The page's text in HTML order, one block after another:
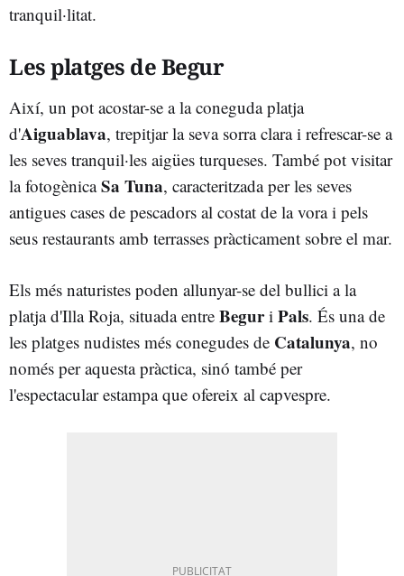
tranquil·litat.
Les platges de Begur
Així, un pot acostar-se a la coneguda platja
d'Aiguablava, trepitjar la seva sorra clara i refrescar-se a
les seves tranquil·les aigües turqueses. També pot visitar
la fotogènicaSa Tuna, caracteritzada per les seves
antigues cases de pescadors al costat de la vora i pels
seus restaurants amb terrasses pràcticament sobre el mar.
Els més naturistes poden allunyar-se del bullici a la
platja d'Illa Roja, situada entre Beguri Pals. És una de
les platges nudistes més conegudes de Catalunya, no
només per aquesta pràctica, sinó també per
l'espectacular estampa que ofereix al capvespre.